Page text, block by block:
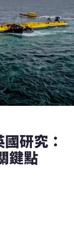
研究：
鍵點